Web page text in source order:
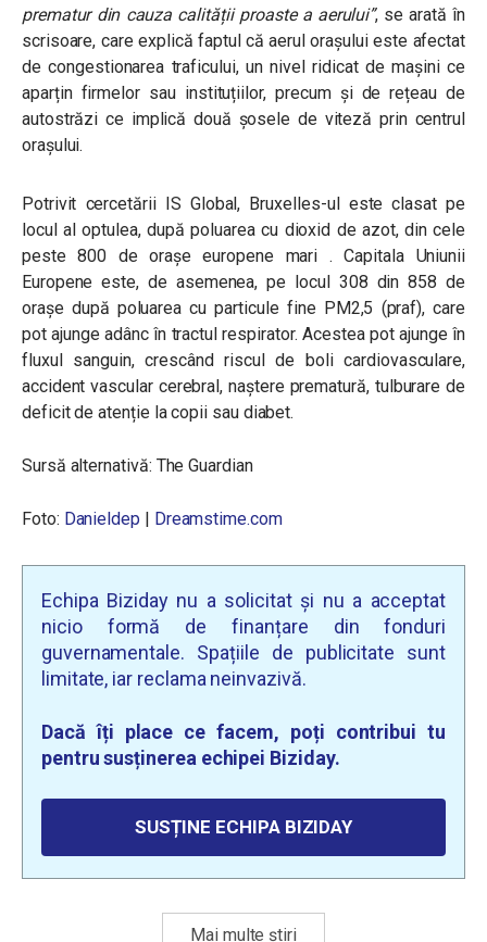
prematur din cauza calității proaste a aerului”, se arată în
scrisoare, care explică faptul că aerul orașului este afectat
de congestionarea traficului, un nivel ridicat de mașini ce
aparțin firmelor sau instituțiilor, precum și de rețeau de
autostrăzi ce implică două șosele de viteză prin centrul
orașului.
Potrivit cercetării IS Global, Bruxelles-ul este clasat pe
locul al optulea, după poluarea cu dioxid de azot, din cele
peste 800 de orașe europene mari . Capitala Uniunii
Europene este, de asemenea, pe locul 308 din 858 de
orașe după poluarea cu particule fine PM2,5 (praf), care
pot ajunge adânc în tractul respirator. Acestea pot ajunge în
fluxul sanguin, crescând riscul de boli cardiovasculare,
accident vascular cerebral, naștere prematură, tulburare de
deficit de atenție la copii sau diabet.
Sursă alternativă: The Guardian
Foto: Danieldep | Dreamstime.com
Echipa Biziday nu a solicitat și nu a acceptat
nicio formă de finanțare din fonduri
guvernamentale. Spațiile de publicitate sunt
limitate, iar reclama neinvazivă.
Dacă îți place ce facem, poți contribui tu
pentru susținerea echipei Biziday.
SUSȚINE ECHIPA BIZIDAY
Mai multe știri